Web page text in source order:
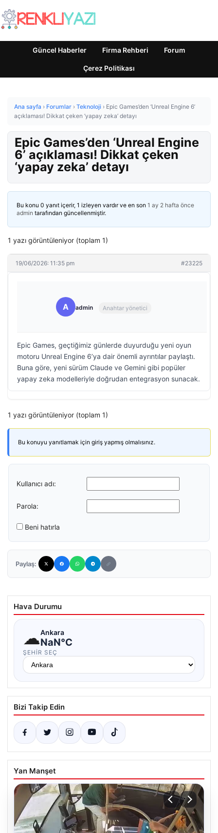
Güncel Haberler Firma Rehberi Forum
Çerez Politikası
Ana sayfa › Forumlar › Teknoloji › Epic Games’den ‘Unreal Engine 6’
açıklaması! Dikkat çeken ‘yapay zeka’ detayı
Epic Games’den ‘Unreal Engine
6’ açıklaması! Dikkat çeken
‘yapay zeka’ detayı
Bu konu 0 yanıt içerir, 1 izleyen vardır ve en son 1 ay 2 hafta önce
admin tarafından güncellenmiştir.
1 yazı görüntüleniyor (toplam 1)
19/06/2026: 11:35 pm #23225
A admin Anahtar yönetici
Epic Games, geçtiğimiz günlerde duyurduğu yeni oyun
motoru Unreal Engine 6’ya dair önemli ayrıntılar paylaştı.
Buna göre, yeni sürüm Claude ve Gemini gibi popüler
yapay zeka modelleriyle doğrudan entegrasyon sunacak.
1 yazı görüntüleniyor (toplam 1)
Bu konuyu yanıtlamak için giriş yapmış olmalısınız.
Kullanıcı adı:
Parola:
Beni hatırla
Paylaş:
Hava Durumu
☁Ankara
NaN°C
ŞEHIR SEÇ
Bizi Takip Edin
Yan Manşet